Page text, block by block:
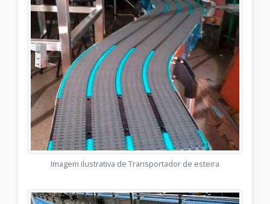
Imagem ilustrativa de Transportador de esteira